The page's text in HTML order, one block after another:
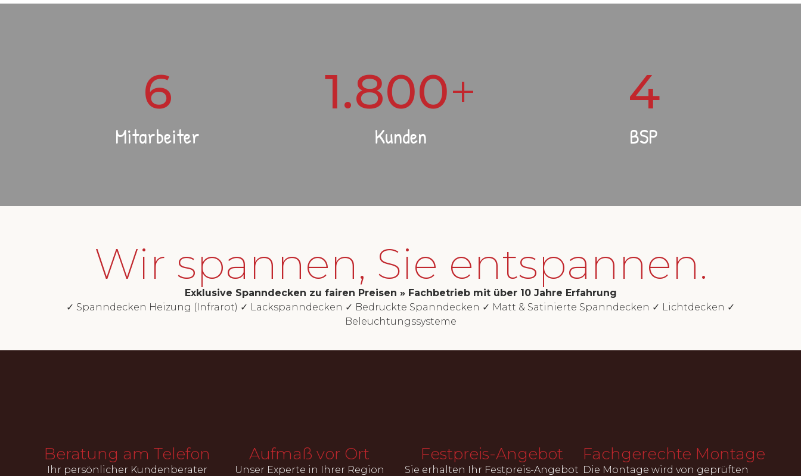
6
Mitarbeiter
1.800+
Kunden
4
BSP
Wir spannen, Sie entspannen.
Exklusive Spanndecken zu fairen Preisen » Fachbetrieb mit über 10 Jahre Erfahrung
✓ Spanndecken Heizung (Infrarot) ✓ Lackspanndecken ✓ Bedruckte Spanndecken ✓ Matt & Satinierte Spanndecken ✓ Lichtdecken ✓
Beleuchtungssysteme
Beratung am Telefon
Ihr persönlicher Kundenberater
Aufmaß vor Ort
Unser Experte in Ihrer Region
Festpreis-Angebot
Sie erhalten Ihr Festpreis-Angebot
Fachgerechte Montage
Die Montage wird von geprüften